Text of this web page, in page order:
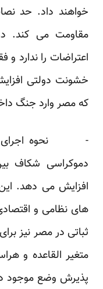
خواهند داد. حد
مقاومت می کند.
اعتراضات را ندارد و
خشونت دولتی
که مصر وارد جنگ
- نحوه اجرای
دموکراسی شکاف
افزایش می دهد.
های نظامی و
ثباتی در مصر نیز
متغیر القاعده و
پذیرش وضع موجود